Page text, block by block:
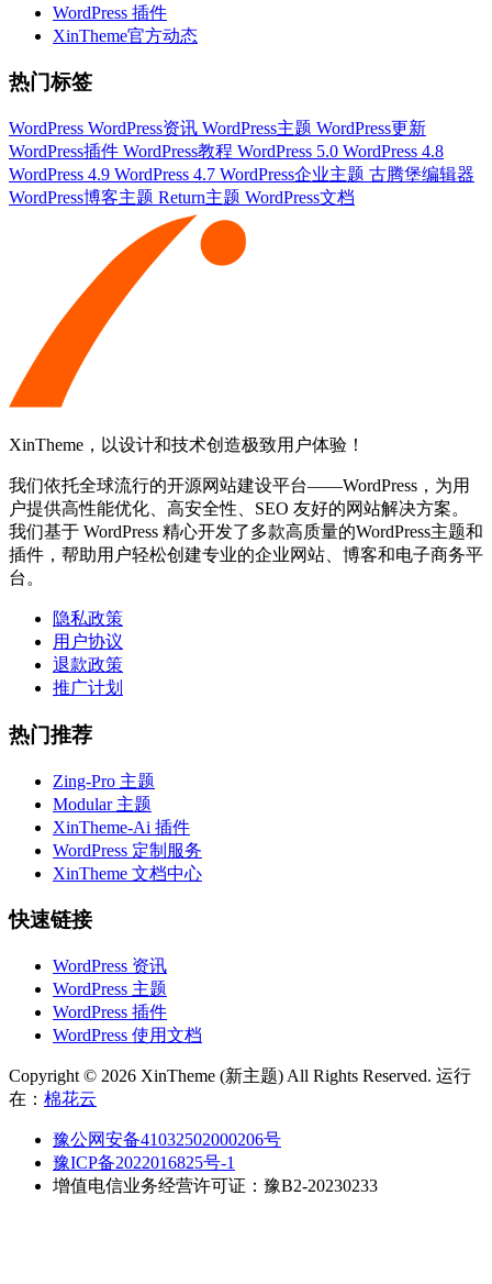
WordPress 插件
XinTheme官方动态
热门标签
WordPress WordPress资讯 WordPress主题 WordPress更新
WordPress插件 WordPress教程 WordPress 5.0 WordPress 4.8
WordPress 4.9 WordPress 4.7 WordPress企业主题 古腾堡编辑器
WordPress博客主题 Return主题 WordPress文档
XinTheme，以设计和技术创造极致用户体验！
我们依托全球流行的开源网站建设平台——WordPress，为用
户提供高性能优化、高安全性、SEO 友好的网站解决方案。
我们基于 WordPress 精心开发了多款高质量的WordPress主题和
插件，帮助用户轻松创建专业的企业网站、博客和电子商务平
台。
隐私政策
用户协议
退款政策
推广计划
热门推荐
Zing-Pro 主题
Modular 主题
XinTheme-Ai 插件
WordPress 定制服务
XinTheme 文档中心
快速链接
WordPress 资讯
WordPress 主题
WordPress 插件
WordPress 使用文档
Copyright © 2026 XinTheme (新主题) All Rights Reserved. 运行
在： 棉花云
豫公网安备41032502000206号
豫ICP备2022016825号-1
增值电信业务经营许可证：豫B2-20230233